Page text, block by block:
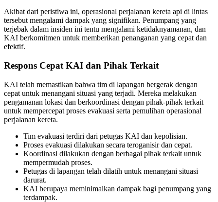
Akibat dari peristiwa ini, operasional perjalanan kereta api di lintas
tersebut mengalami dampak yang signifikan. Penumpang yang
terjebak dalam insiden ini tentu mengalami ketidaknyamanan, dan
KAI berkomitmen untuk memberikan penanganan yang cepat dan
efektif.
Respons Cepat KAI dan Pihak Terkait
KAI telah memastikan bahwa tim di lapangan bergerak dengan
cepat untuk menangani situasi yang terjadi. Mereka melakukan
pengamanan lokasi dan berkoordinasi dengan pihak-pihak terkait
untuk mempercepat proses evakuasi serta pemulihan operasional
perjalanan kereta.
Tim evakuasi terdiri dari petugas KAI dan kepolisian.
Proses evakuasi dilakukan secara teroganisir dan cepat.
Koordinasi dilakukan dengan berbagai pihak terkait untuk
mempermudah proses.
Petugas di lapangan telah dilatih untuk menangani situasi
darurat.
KAI berupaya meminimalkan dampak bagi penumpang yang
terdampak.